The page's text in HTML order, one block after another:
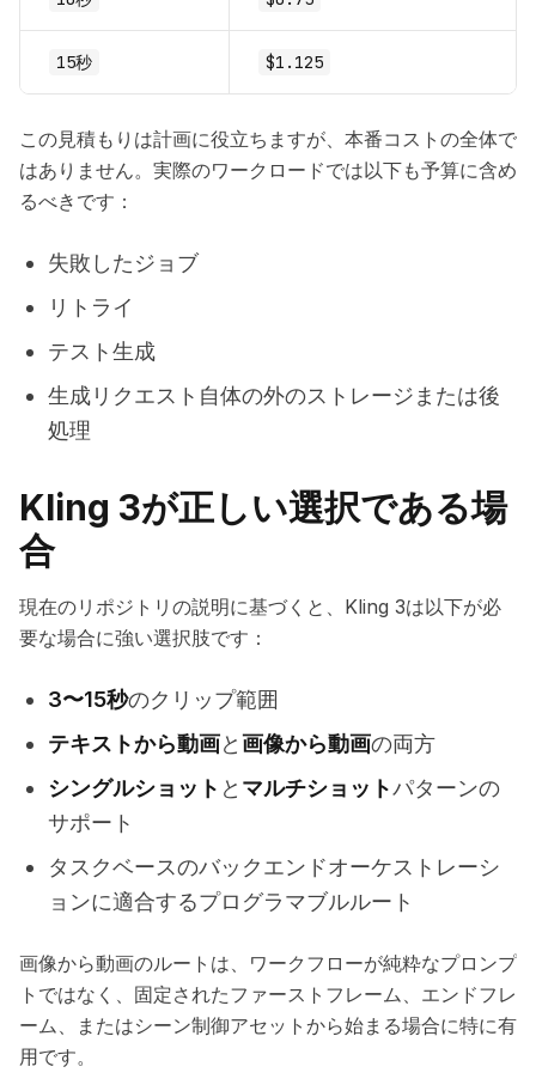
15秒 $1.125
この見積もりは計画に役立ちますが、本番コストの全体で
はありません。実際のワークロードでは以下も予算に含め
るべきです：
失敗したジョブ
リトライ
テスト生成
生成リクエスト自体の外のストレージまたは後
処理
Kling 3が正しい選択である場
合
現在のリポジトリの説明に基づくと、Kling 3は以下が必
要な場合に強い選択肢です：
3〜15秒のクリップ範囲
テキストから動画と画像から動画の両方
シングルショット と マルチショットパターンの
サポート
タスクベースのバックエンドオーケストレーシ
ョンに適合するプログラマブルルート
画像から動画のルートは、ワークフローが純粋なプロンプ
トではなく、固定されたファーストフレーム、エンドフレ
ーム、またはシーン制御アセットから始まる場合に特に有
用です。